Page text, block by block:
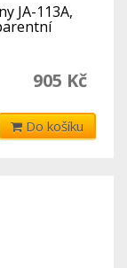
JA-113A,
905 Kč
Do košíku